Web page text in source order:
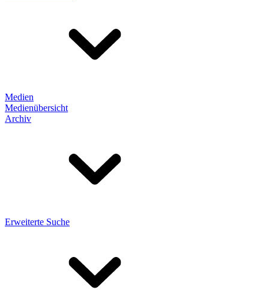
Medien
Medienübersicht
Archiv
Erweiterte Suche